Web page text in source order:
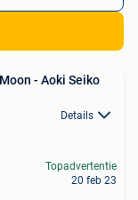
- Aoki Seiko
Details
Topadvertentie
20 feb 23